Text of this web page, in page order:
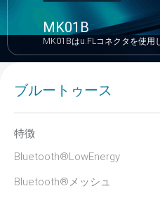
MK01B
MK01Bはu.FLコネクタを使用
ブルートゥース
特徴
Bluetooth®LowEnergy
Bluetooth®メッシュ